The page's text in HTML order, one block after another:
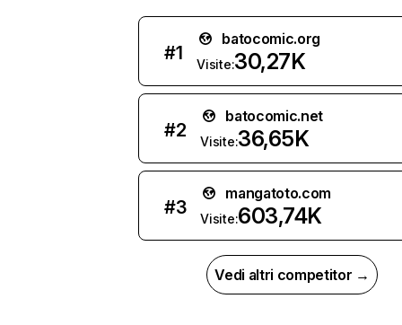
#1
batocomic.org
Visite:30,27K
#2
batocomic.net
Visite:36,65K
#3
mangatoto.com
Visite:603,74K
Vedi altri competitor →